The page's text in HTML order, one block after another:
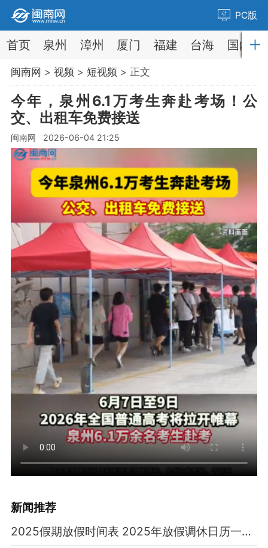
PC版
首页 泉州 漳州 厦门 福建 台海 国内
闽南网 > 视频 > 短视频 > 正文
今年，泉州6.1万考生奔赴考场！公
交、出租车免费接送
闽南网 2026-06-04 21:25
新闻推荐
2025假期放假时间表 2025年放假调休日历一览表